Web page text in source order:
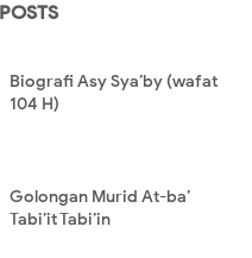
Biografi Asy Sya’by (wafat
104 H)
Golongan Murid At-ba’
Tabi’it Tabi’in